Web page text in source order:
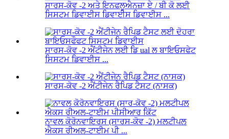
ਸਾਰਸ-ਕੋਵ -2 ਅਤੇ ਇਨਫਲੂਐਨਜ਼ਾ ਏ / ਬੀ ਕੋ ਲਈ
ਸਿਸਟਮ ਡਿਵਾਈਸ ਡਿਵਾਈਸ ਡਿਵਾਈਸ ...
ਸਾਰਸ-ਕੋਵ -2 ਐਂਟੀਜੇਨ ਲਈ ਡਿ ual ਲ ਬਾਇਓਸਫੇਟ
ਸਿਸਟਮ ਡਿਵਾਈਸ ...
ਸਾਰਸ-ਕੋਵ -2 ਐਂਟੀਜੇਨ ਰੈਪਿਡ ਟੈਸਟ (ਨਾਸਕ)
ਨਾਵਲ ਕੋਰੋਨਵਾਇਰਸ (ਸਾਰਸ-ਕੋਵ -2) ਮਲਟੀਪਲ
ਐਕਸ ਰੀਅਲ-ਟਾਈਮ ਪੀ ...